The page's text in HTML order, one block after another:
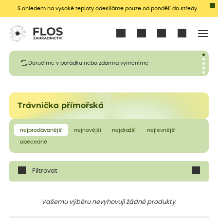
S ohledem na vysoké teploty odesíláme pouze od pondělí do středy
Doručíme v pořádku nebo zdarma vyměníme
Trávnička přímořská
nejprodávanější nejnovější nejdražší nejlevnější
abecedně
Filtrovat
Vašemu výběru nevyhovují žádné produkty.